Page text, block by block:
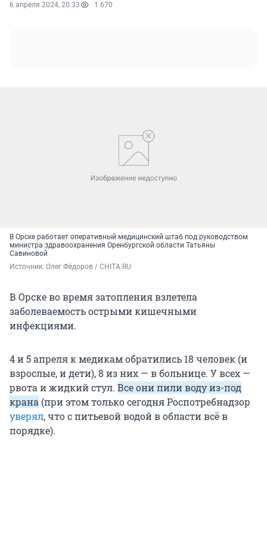
6 апреля 2024, 20:33 1 670
В Орске работает оперативный медицинский штаб под руководством
министра здравоохранения Оренбургской области Татьяны
Савиновой
Источник: Олег Фёдоров / CHITA.RU
В Орске во время затопления взлетела
заболеваемость острыми кишечными
инфекциями.
4 и 5 апреля к медикам обратились 18 человек (и
взрослые, и дети), 8 из них — в больнице. У всех —
рвота и жидкий стул. Все они пили воду из-под
крана (при этом только сегодня Роспотребнадзор
уверял, что с питьевой водой в области всё в
порядке).